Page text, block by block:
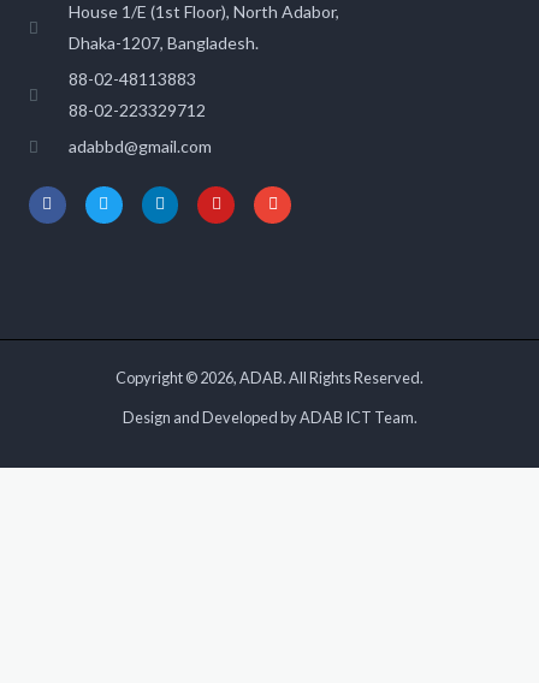
House 1/E (1st Floor), North Adabor,
Dhaka-1207, Bangladesh.
88-02-48113883
88-02-223329712
adabbd@gmail.com
Copyright © 2026, ADAB. All Rights Reserved.
Design and Developed by ADAB ICT Team.